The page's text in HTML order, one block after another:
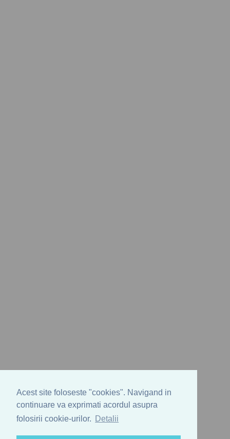
Acest site foloseste "cookies". Navigand in
continuare va exprimati acordul asupra
folosirii cookie-urilor.
Detalii